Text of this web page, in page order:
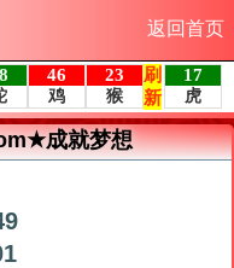
返回首页
成就梦想